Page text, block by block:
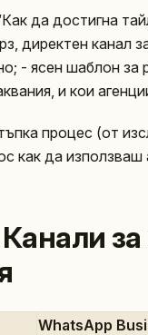
да достигна
директен канал
- ясен шаблон
и кои
процес (от
как да използваш
WhatsApp